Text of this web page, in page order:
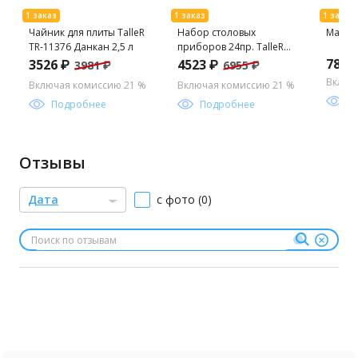
Чайник для плиты TalleR
TR-11376 Данкан 2,5 л
3526 ₽ 3981 ₽
Включая комиссию 21 %
Подробнее
Набор столовых
приборов 24пр. TalleR
TR-21626
4523 ₽ 6955 ₽
Включая комиссию 21 %
Подробнее
785
Отзывы
Дата с фото (0)